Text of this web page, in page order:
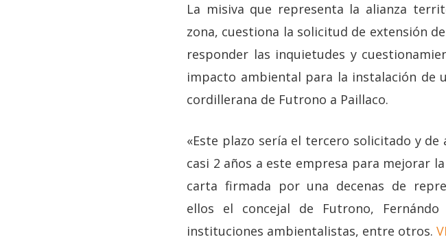
Hit enter to search or ESC to close
La misiva que representa la alianza
zona, cuestiona la solicitud de extensión
responder las inquietudes y
impacto ambiental para la instalación de
cordillerana de Futrono a Paillaco.
«Este plazo sería el tercero solicitado y
casi 2 años a este empresa para mejorar
carta firmada por una decenas de
ellos el concejal de Futrono,
instituciones ambientalistas, entre otros.